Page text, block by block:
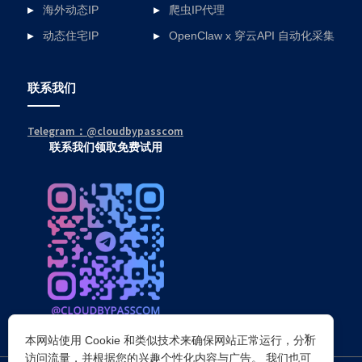
海外动态IP
动态住宅IP
爬虫IP代理
OpenClaw x 穿云API 自动化采集
联系我们
Telegram：@cloudbypasscom
联系我们领取免费试用
×
本网站使用 Cookie 和类似技术来确保网站正常运行，分析
访问流量，并根据您的兴趣个性化内容与广告。 我们也可